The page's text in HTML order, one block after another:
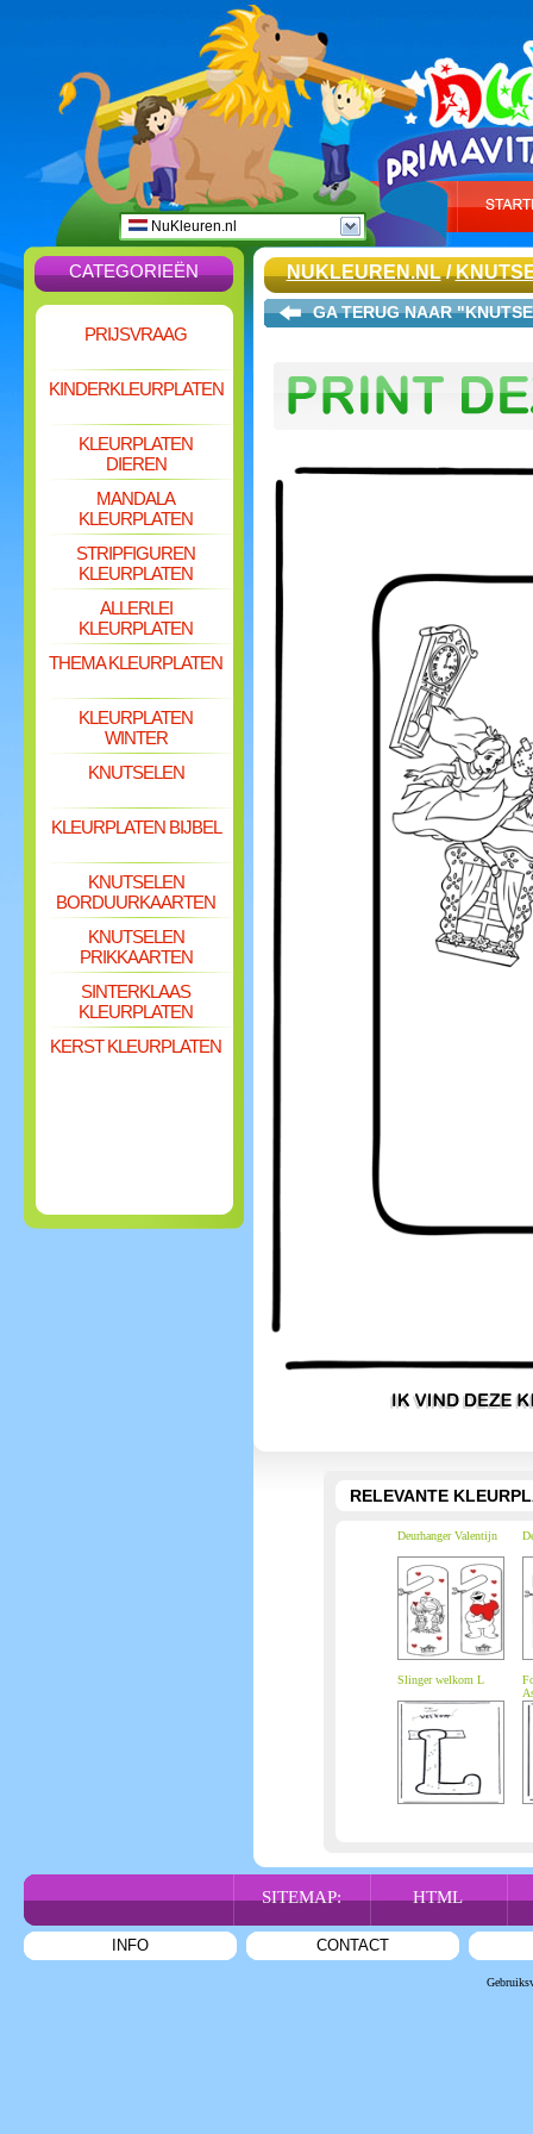
NuKleuren.nl
CATEGORIEËN
PRIJSVRAAG
KINDERKLEURPLATEN
KLEURPLATEN
DIEREN
MANDALA
KLEURPLATEN
STRIPFIGUREN
KLEURPLATEN
ALLERLEI
KLEURPLATEN
THEMA KLEURPLATEN
KLEURPLATEN
WINTER
KNUTSELEN
KLEURPLATEN BIJBEL
KNUTSELEN
BORDUURKAARTEN
KNUTSELEN
PRIKKAARTEN
SINTERKLAAS
KLEURPLATEN
KERST KLEURPLATEN
NUKLEUREN.NL/
GA TERUG NAAR
RELEVANTE
Deurhanger Valentijn
Slinger welkom L
SITEMAP: HTML
INFO CONTACT